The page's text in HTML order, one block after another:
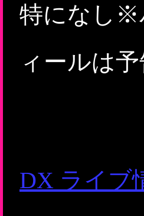
特になし※
ィールは
DX ライブ